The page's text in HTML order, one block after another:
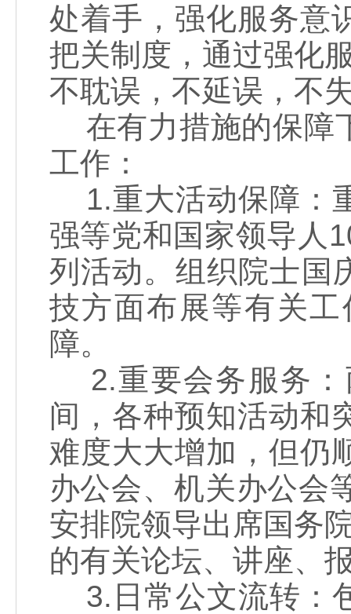
处着手，强化服务意
把关制度，通过强化
不耽误，不延误，不
在有力措施的保障
工作：
1.重大活动保障：
强等党和国家领导人
列活动。组织院士国
技方面布展等有关
障。
2.重要会务服务：
间，各种预知活动和
难度大大增加，但仍
办公会、机关办公会
安排院领导出席国务
的有关论坛、讲座、
3.日常公文流转：